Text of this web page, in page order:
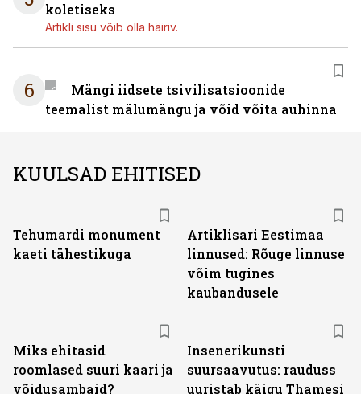
koletiseks
Artikli sisu võib olla häiriv.
6
Mängi iidsete tsivilisatsioonide
teemalist mälumängu ja võid võita auhinna
KUULSAD EHITISED
Tehumardi monument
kaeti tähestikuga
Artiklisari Eestimaa
linnused: Rõuge linnuse
võim tugines
kaubandusele
Miks ehitasid
roomlased suuri kaari ja
võidusambaid?
Insenerikunsti
suursaavutus: rauduss
uuristab käigu Thamesi